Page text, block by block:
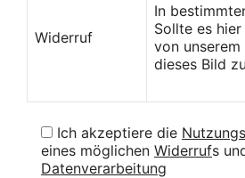
Widerruf
In
Sollte es
von
dieses Bild
Ich akzeptiere die
eines möglichen Widerrufs
Datenverarbeitung